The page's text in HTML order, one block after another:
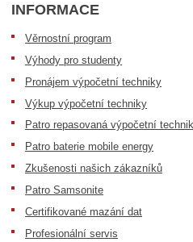
INFORMACE
Věrnostní program
Výhody pro studenty
Pronájem výpočetní techniky
Výkup výpočetní techniky
Patro repasovaná výpočetní
Patro baterie mobile energy
Zkušenosti našich zákazníků
Patro Samsonite
Certifikované mazání dat
Profesionální servis